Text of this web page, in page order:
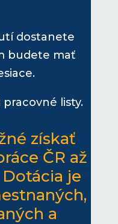
dostanete
budete mať
listy.
získať
ČR až
je
a